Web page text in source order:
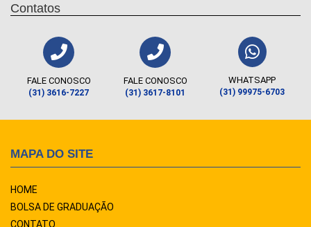
Contatos
FALE CONOSCO
(31) 3616-7227
FALE CONOSCO
(31) 3617-8101
WHATSAPP
(31) 99975-6703
MAPA DO SITE
HOME
BOLSA DE GRADUAÇÃO
CONTATO